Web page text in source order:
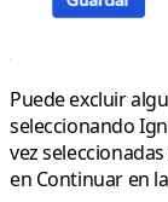
Puede excluir
seleccionando
vez
en Continuaren